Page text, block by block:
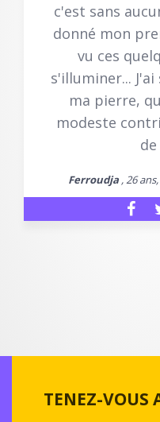
c'est sans
donné mon
vu ces
s'illuminer...
ma pierre,
modeste
Ferroudja , 26
TENEZ-VOUS